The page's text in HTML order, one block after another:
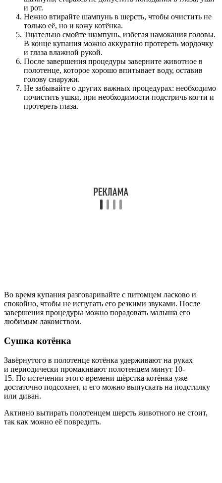
и рот.
Нежно втирайте шампунь в шерсть, чтобы очистить не
только её, но и кожу котёнка.
Тщательно смойте шампунь, избегая намокания головы.
В конце купания можно аккуратно протереть мордочку
и глаза влажной рукой.
После завершения процедуры заверните животное в
полотенце, которое хорошо впитывает воду, оставив
голову снаружи.
Не забывайте о других важных процедурах: необходимо
почистить ушки, при необходимости подстричь когти и
протереть глаза.
Во время купания разговаривайте с питомцем ласково и
спокойно, чтобы не испугать его резкими звуками. После
завершения процедуры можно порадовать малыша его
любимым лакомством.
Сушка котёнка
Завёрнутого в полотенце котёнка удерживают на руках
и периодически промакивают полотенцем минут 10-
15. По истечении этого времени шёрстка котёнка уже
достаточно подсохнет, и его можно выпускать на подстилку
или диван.
Активно вытирать полотенцем шерсть животного не стоит,
так как можно её повредить.